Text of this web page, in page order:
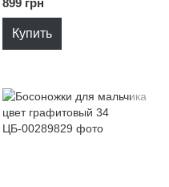
899 грн
Купить